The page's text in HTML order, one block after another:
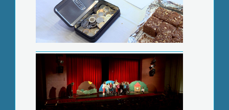
Kutyaevolúció